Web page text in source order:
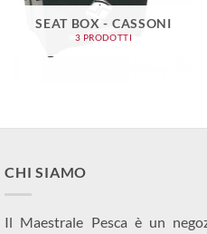
SEAT BOX - CASSONI
3 PRODOTTI
CHI SIAMO
Il Maestrale Pesca è un